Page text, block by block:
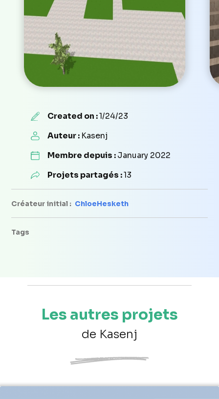
Created on :1/24/23
Auteur : Kasenj
Membre depuis :January 2022
Projets partagés :13
Créateur initial : ChloeHesketh
Tags
Les autres projets
de Kasenj